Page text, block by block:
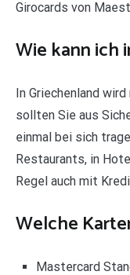
Girocards von
Wie kann ich
In Griechenland
sollten Sie aus
einmal bei sich
Restaurants, in
Regel auch mit
Welche
Mastercard